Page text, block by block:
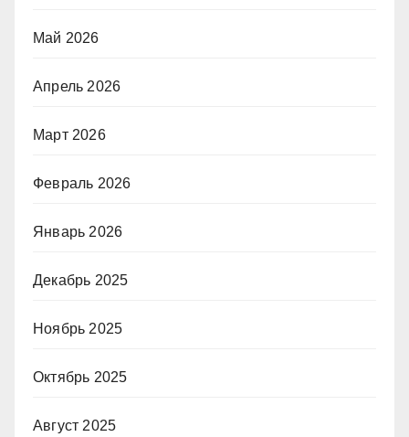
Май 2026
Апрель 2026
Март 2026
Февраль 2026
Январь 2026
Декабрь 2025
Ноябрь 2025
Октябрь 2025
Август 2025